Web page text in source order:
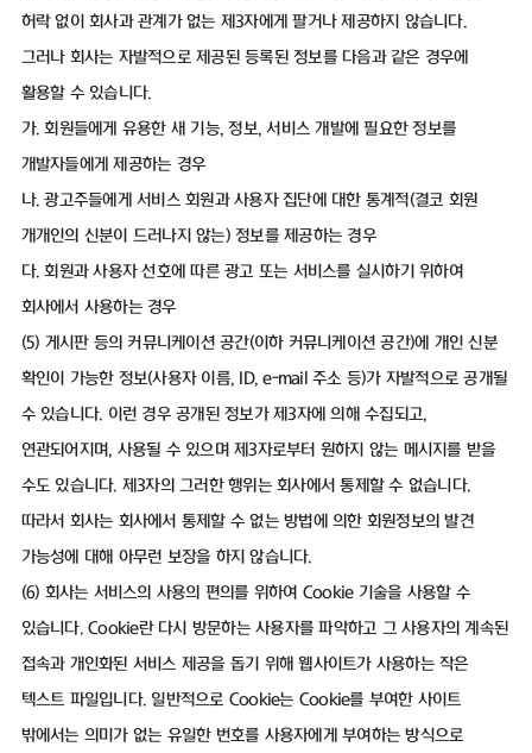
허락 없이 회사과 관계가 없는 제3자에게 팔거나 제공하지 않습니다.
그러나 회사는 자발적으로 제공된 등록된 정보를 다음과 같은 경우에
활용할 수 있습니다.
가. 회원들에게 유용한 새 기능, 정보, 서비스 개발에 필요한 정보를
개발자들에게 제공하는 경우
나. 광고주들에게 서비스 회원과 사용자 집단에 대한 통계적(결코 회원
개개인의 신분이 드러나지 않는) 정보를 제공하는 경우
다. 회원과 사용자 선호에 따른 광고 또는 서비스를 실시하기 위하여
회사에서 사용하는 경우
(5) 게시판 등의 커뮤니케이션 공간(이하 커뮤니케이션 공간)에 개인 신분
확인이 가능한 정보(사용자 이름, ID, e-mail 주소 등)가 자발적으로 공개될
수 있습니다. 이런 경우 공개된 정보가 제3자에 의해 수집되고,
연관되어지며, 사용될 수 있으며 제3자로부터 원하지 않는 메시지를 받을
수도 있습니다. 제3자의 그러한 행위는 회사에서 통제할 수 없습니다.
따라서 회사는 회사에서 통제할 수 없는 방법에 의한 회원정보의 발견
가능성에 대해 아무런 보장을 하지 않습니다.
(6) 회사는 서비스의 사용의 편의를 위하여 Cookie 기술을 사용할 수
있습니다. Cookie란 다시 방문하는 사용자를 파악하고 그 사용자의 계속된
접속과 개인화된 서비스 제공을 돕기 위해 웹사이트가 사용하는 작은
텍스트 파일입니다. 일반적으로 Cookie는 Cookie를 부여한 사이트
밖에서는 의미가 없는 유일한 번호를 사용자에게 부여하는 방식으로